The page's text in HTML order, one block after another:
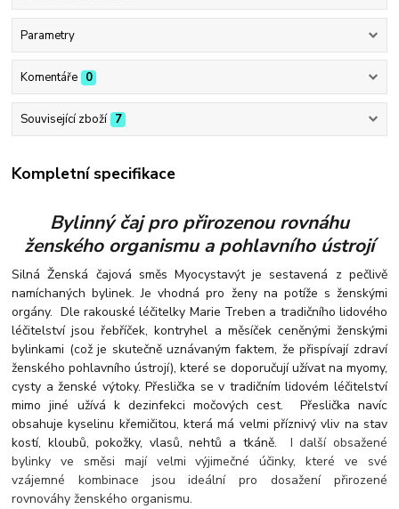
Parametry
Komentáře 0
Související zboží 7
Kompletní specifikace
Bylinný čaj pro přirozenou rovnáhu
ženského organismu a pohlavního ústrojí
Silná Ženská čajová směs Myocystavýt je sestavená z pečlivě
namíchaných bylinek. Je vhodná pro ženy na potíže s ženskými
orgány. Dle rakouské léčitelky Marie Treben a tradičního lidového
léčitelství jsou řebříček, kontryhel a měsíček ceněnými ženskými
bylinkami (což je skutečně uznávaným faktem, že přispívají zdraví
ženského pohlavního ústrojí), které se doporučují užívat na myomy,
cysty a ženské výtoky. Přeslička se v tradičním lidovém léčitelství
mimo jiné užívá k dezinfekci močových cest. Přeslička navíc
obsahuje kyselinu křemičitou, která má velmi příznivý vliv na stav
kostí, kloubů, pokožky, vlasů, nehtů a tkáně. I další obsažené
bylinky ve směsi mají velmi výjimečné účinky, které ve své
vzájemné kombinace jsou ideální pro dosažení přirozené
rovnováhy ženského organismu.